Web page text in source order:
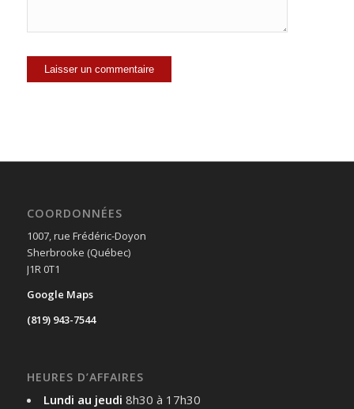
COORDONNÉES
1007, rue Frédéric-Doyon
Sherbrooke (Québec)
J1R 0T1
Google Maps
(819) 943-7544
HEURES D’AFFAIRES
Lundi au jeudi 8h30 à 17h30